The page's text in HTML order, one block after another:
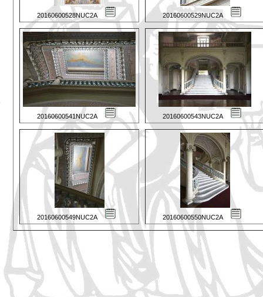
20160600528NUC2A 20160600529NUC2A
20160600541NUC2A 20160600543NUC2A
20160600549NUC2A 20160600550NUC2A